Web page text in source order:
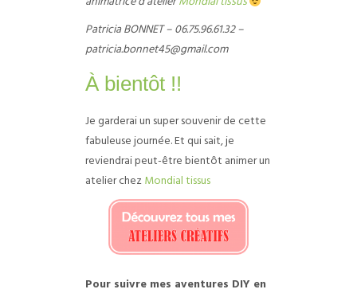
Patricia BONNET – 06.75.96.61.32 –
patricia.bonnet45@gmail.com
À bientôt !!
Je garderai un super souvenir de cette
fabuleuse journée. Et qui sait, je
reviendrai peut-être bientôt animer un
atelier chezMondial tissus
Pour suivre mes aventures DIY en